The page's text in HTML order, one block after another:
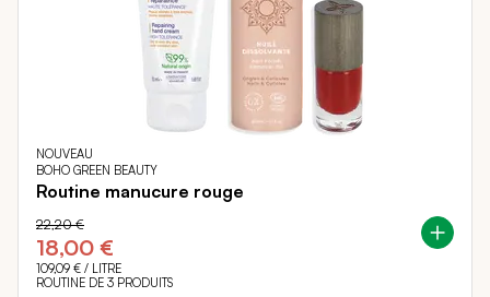
NOUVEAU
BOHO GREEN BEAUTY
Routine manucure rouge
18,00 €
22,20 €
109,09 € / LITRE
ROUTINE DE 3 PRODUITS